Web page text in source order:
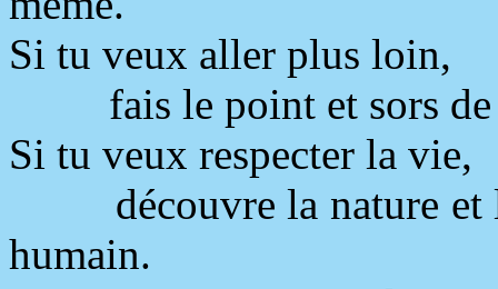
Si tu veux aller plus loin,
fais le point et sors
Si tu veux respecter la vie,
découvre la nature
humain.